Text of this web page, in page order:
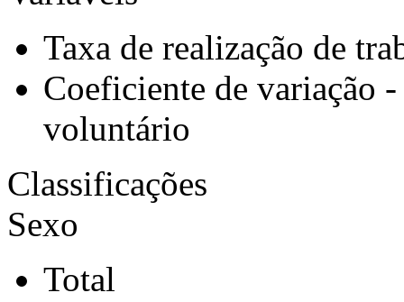
Taxa de realização de
Coeficiente de variação
voluntário
Classificações
Sexo
Total